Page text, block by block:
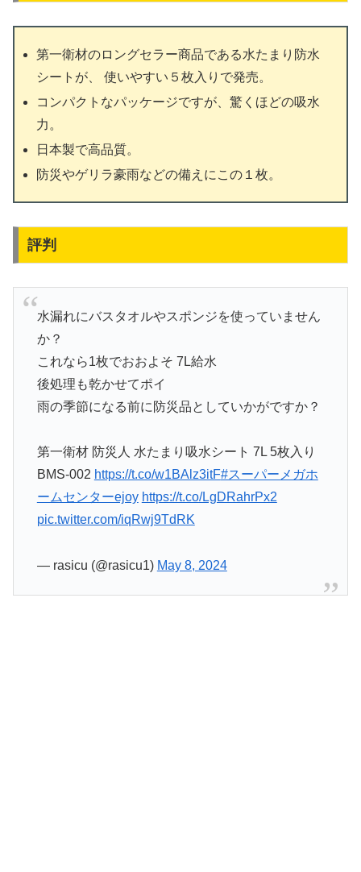
第一衛材のロングセラー商品である水たまり防水
シートが、 使いやすい５枚入りで発売。
コンパクトなパッケージですが、驚くほどの吸水
力。
日本製で高品質。
防災やゲリラ豪雨などの備えにこの１枚。
評判
水漏れにバスタオルやスポンジを使っていません
か？
これなら1枚でおおよそ 7L給水
後処理も乾かせてポイ
雨の季節になる前に防災品としていかがですか？
第一衛材 防災人 水たまり吸水シート 7L 5枚入り
BMS-002 https://t.co/w1BAlz3itF#スーパーメガホ
ームセンターejoy https://t.co/LgDRahrPx2
pic.twitter.com/iqRwj9TdRK
— rasicu (@rasicu1) May 8, 2024